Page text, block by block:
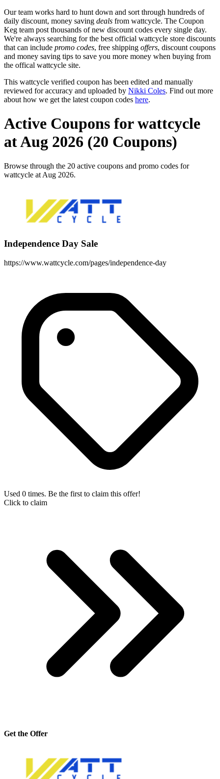
Our team works hard to hunt down and sort through hundreds of
daily discount, money saving deals from wattcycle. The Coupon
Keg team post thousands of new discount codes every single day.
We're always searching for the best official wattcycle store discounts
that can include promo codes, free shipping offers, discount coupons
and money saving tips to save you more money when buying from
the offical wattcycle site.
This wattcycle verified coupon has been edited and manually
reviewed for accuracy and uploaded by Nikki Coles. Find out more
about how we get the latest coupon codes here.
Active Coupons for wattcycle
at Aug 2026 (20 Coupons)
Browse through the 20 active coupons and promo codes for
wattcycle at Aug 2026.
Independence Day Sale
https://www.wattcycle.com/pages/independence-day
Used 0 times. Be the first to claim this offer!
Click to claim
Get the Offer